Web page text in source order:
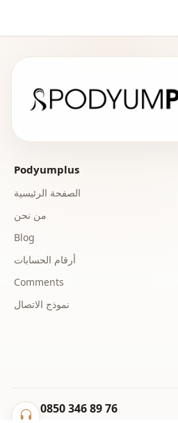
Podyumplus
الصفحة الرئيسية
من نحن
Blog
أرقام الحسابات
Comments
نموذج الاتصال
0850 346 89 76